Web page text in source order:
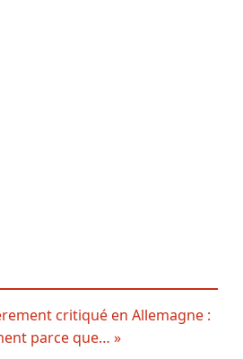
critiqué en Allemagne :
parce que… »